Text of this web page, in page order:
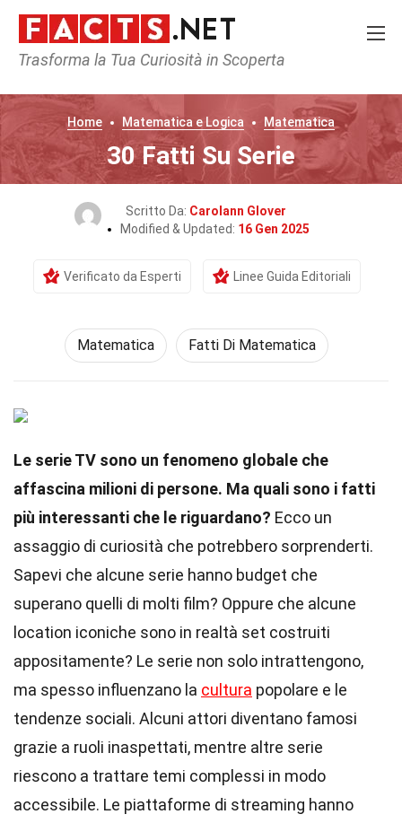
Trasforma la Tua Curiosità in Scoperta
Home Matematica e Logica Matematica
30 Fatti Su Serie
Scritto Da: Carolann Glover
Modified & Updated: 16 Gen 2025
Verificato da Esperti Linee Guida Editoriali
Matematica Fatti Di Matematica
Le serie TV sono un fenomeno globale che
affascina milioni di persone. Ma quali sono i fatti
più interessanti che le riguardano? Ecco un
assaggio di curiosità che potrebbero sorprenderti.
Sapevi che alcune serie hanno budget che
superano quelli di molti film? Oppure che alcune
location iconiche sono in realtà set costruiti
appositamente? Le serie non solo intrattengono,
ma spesso influenzano la cultura popolare e le
tendenze sociali. Alcuni attori diventano famosi
grazie a ruoli inaspettati, mentre altre serie
riescono a trattare temi complessi in modo
accessibile. Le piattaforme di streaming hanno